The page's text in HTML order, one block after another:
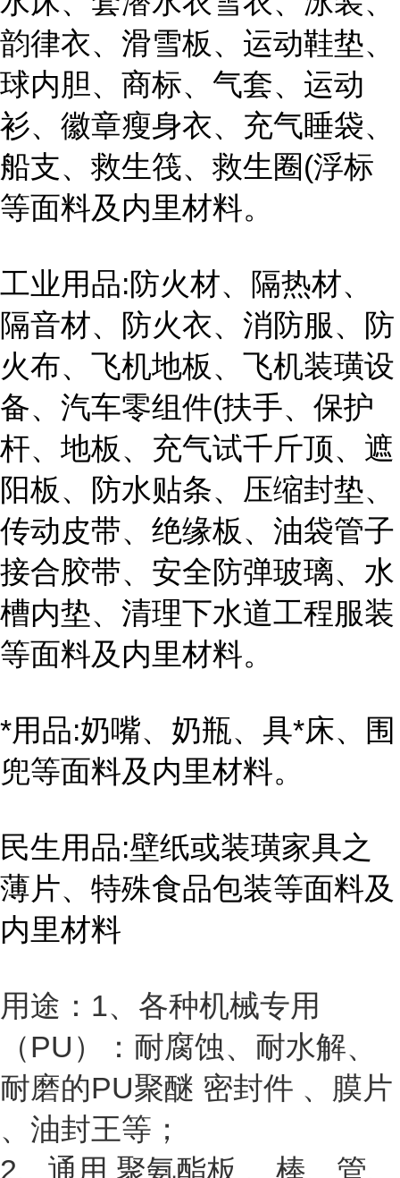
韵律衣、滑雪板、运动鞋垫、
球内胆、商标、气套、运动
衫、徽章瘦身衣、充气睡袋、
船支、救生筏、救生圈(浮标
等面料及内里材料。
工业用品:防火材、隔热材、
隔音材、防火衣、消防服、防
火布、飞机地板、飞机装璜设
备、汽车零组件(扶手、保护
杆、地板、充气试千斤顶、遮
阳板、防水贴条、压缩封垫、
传动皮带、绝缘板、油袋管子
接合胶带、安全防弹玻璃、水
槽内垫、清理下水道工程服装
等面料及内里材料。
*用品:奶嘴、奶瓶、具*床、围
兜等面料及内里材料。
民生用品:壁纸或装璜家具之
薄片、特殊食品包装等面料及
内里材料
用途：1、各种机械专用
（PU）：耐腐蚀、耐水解、
耐磨的PU聚醚 密封件 、膜片
、油封王等；
2、通用 聚氨酯板 、棒、管、